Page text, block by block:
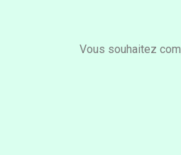
Vous souhaitez